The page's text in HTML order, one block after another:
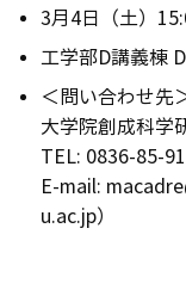
3月4日（土）
工学部D講義棟
＜問い合わせ先
大学院創成科
TEL: 0836-85-
E-mail:
u.ac.jp）